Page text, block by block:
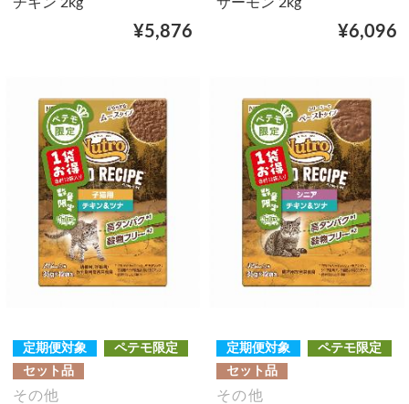
¥5,876 ¥6,096
定期便対象
ペテモ限定
セット品
その他
定期便対象
ペテモ限定
セット品
その他